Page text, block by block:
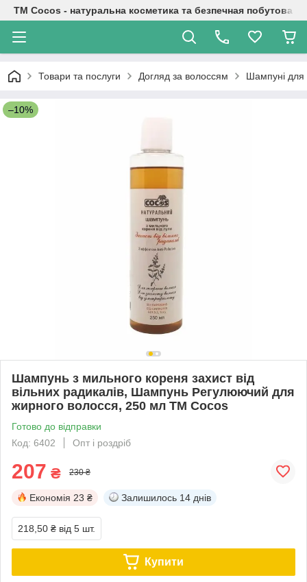
TM Cocos - натуральна косметика та безпечная побутова
Товари та послуги Догляд за волоссям Шампуні для
–10%
Шампунь з мильного кореня захист від
вільних радикалів, Шампунь Регулюючий для
жирного волосся, 250 мл ТМ Cocos
Готово до відправки
Код: 6402
Опт і роздріб
207 ₴ 230 ₴
Економія 23 ₴ Залишилось 14 днів
218,50 ₴ від 5 шт.
Купити